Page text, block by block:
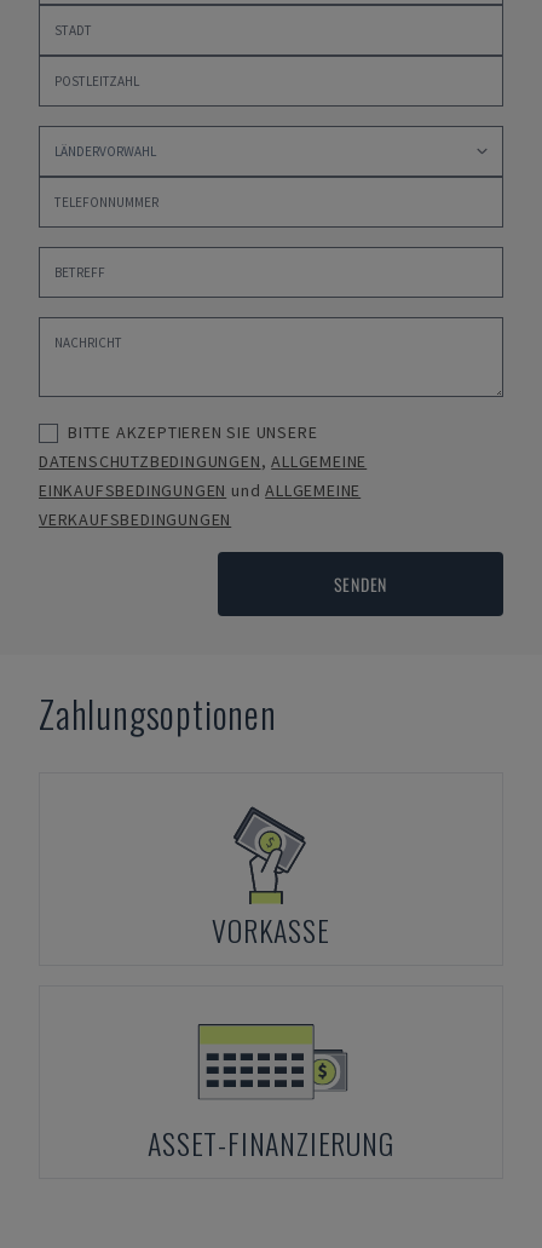
BITTE AKZEPTIEREN SIE UNSERE
DATENSCHUTZBEDINGUNGEN,ALLGEMEINE
EINKAUFSBEDINGUNGEN undALLGEMEINE
VERKAUFSBEDINGUNGEN
SENDEN
Zahlungsoptionen
VORKASSE
ASSET-FINANZIERUNG